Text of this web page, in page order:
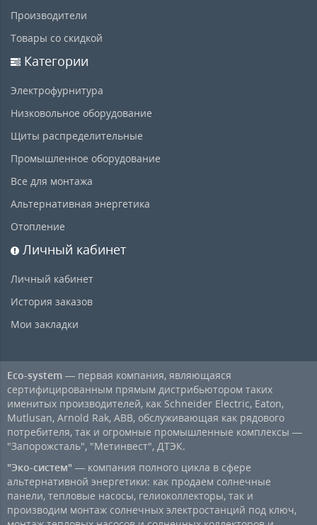
Производители
Товары со скидкой
Категории
Электрофурнитура
Низковольное оборудование
Щиты распределительные
Промышленное оборудование
Все для монтажа
Альтернативная энергетика
Отопление
Личный кабинет
Личный кабинет
История заказов
Мои закладки
Eco-system — первая компания, являющаяся
сертифицированным прямым дистрибьютором таких
именитых производителей, как Schneider Electric, Eaton,
Mutlusan, Arnold Rak, ABB, обслуживающая как рядового
потребителя, так и огромные промышленные комплексы —
"Запорожсталь", "Метинвест", ДТЭК.
"Эко-систем" — компания полного цикла в сфере
альтернативной энергетики: как продаем солнечные
панели, тепловые насосы, гелиоколлекторы, так и
производим монтаж солнечных электростанций под ключ,